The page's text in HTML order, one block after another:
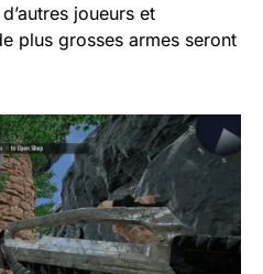
joueurs et
plus grosses armes seront